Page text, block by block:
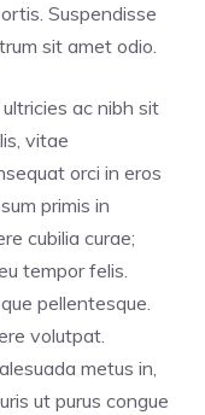
Suspendisse
sit amet odio.
ac nibh sit
vitae
orci in eros
primis in
cubilia curae;
tempor felis.
pellentesque.
volutpat.
metus in,
ut purus congue